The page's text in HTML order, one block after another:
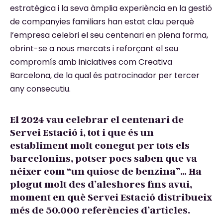
estratègica i la seva àmplia experiència en la gestió
de companyies familiars han estat clau perquè
l’empresa celebri el seu centenari en plena forma,
obrint-se a nous mercats i reforçant el seu
compromís amb iniciatives com Creativa
Barcelona, de la qual és patrocinador per tercer
any consecutiu.
El 2024 vau celebrar el centenari de
Servei Estació i, tot i que és un
establiment molt conegut per tots els
barcelonins, potser pocs saben que va
néixer com “un quiosc de benzina”… Ha
plogut molt des d’aleshores fins avui,
moment en què Servei Estació distribueix
més de 50.000 referències d’articles.